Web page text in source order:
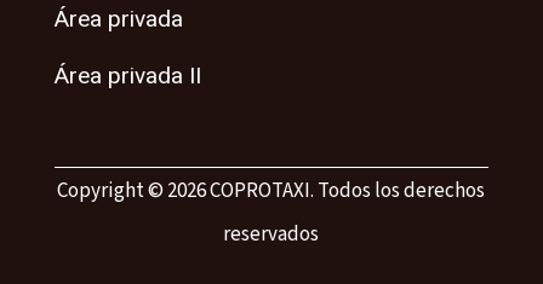
Área privada
Área privada II
Copyright © 2026 COPROTAXI. Todos los derechos
reservados